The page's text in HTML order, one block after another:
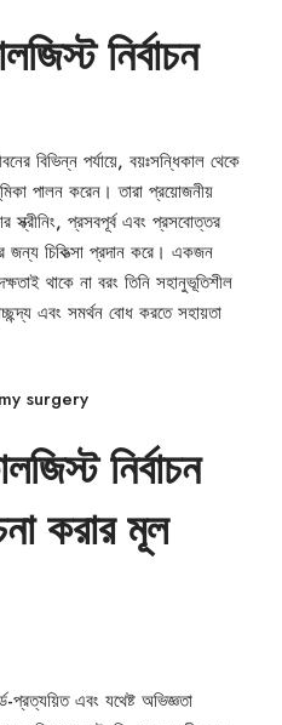
নির্বাচন
বিভিন্ন পর্যায়ে, বয়ঃসন্ধিকাল থেকে
পালন করেন। তারা প্রয়োজনীয়
স্ক্রীনিং, প্রসবপূর্ব এবং প্রসবোত্তর
জন্য চিকিত্সা প্রদান করে। একজন
থাকে না বরং তিনি সহানুভূতিশীল
এবং সমর্থন বোধ করতে সহায়তা
নির্বাচন
করার মূল
প্রত্যয়িত এবং যথেষ্ট অভিজ্ঞতা